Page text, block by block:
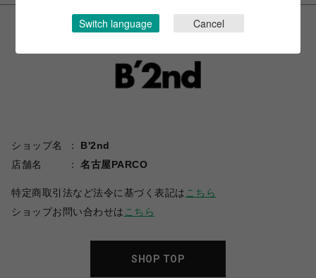
ショップ名
B'2nd
店舗名
名古屋PARCO
特定商取引法など法令に基づく表記は こちら
ショップお問い合わせは こちら
SHOP TOP
Switch language Cancel